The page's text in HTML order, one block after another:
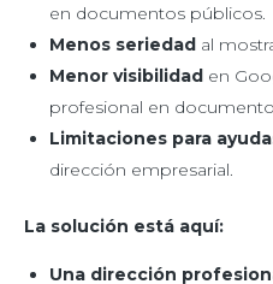
en documentos públicos.
Menos seriedad al
Menor visibilidad en
profesional en
Limitaciones para
dirección empresarial.
La solución está aquí:
Una dirección